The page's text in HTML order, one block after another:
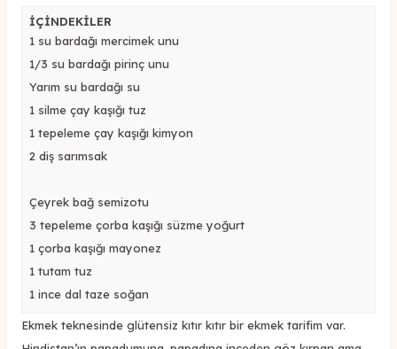
İÇİNDEKİLER
1 su bardağı mercimek unu
1/3 su bardağı pirinç unu
Yarım su bardağı su
1 silme çay kaşığı tuz
1 tepeleme çay kaşığı kimyon
2 diş sarımsak
Çeyrek bağ semizotu
3 tepeleme çorba kaşığı süzme yoğurt
1 çorba kaşığı mayonez
1 tutam tuz
1 ince dal taze soğan
Ekmek teknesinde glütensiz kıtır kıtır bir ekmek tarifim var.